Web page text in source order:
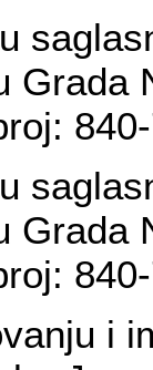
Grada
Grada
i